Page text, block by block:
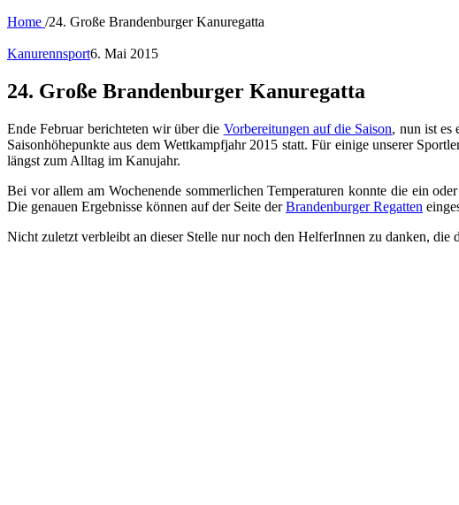
Home /24. Große Brandenburger Kanuregatta
Kanurennsport6. Mai 2015
24. Große Brandenburger Kanuregatta
Ende Februar berichteten wir über die Vorbereitungen auf die Saison, nun ist es
Saisonhöhepunkte aus dem Wettkampfjahr 2015 statt. Für einige unserer
längst zum Alltag im Kanujahr.
Bei vor allem am Wochenende sommerlichen Temperaturen konnte die ein
Die genauen Ergebnisse können auf der Seite derBrandenburger Regatten
Nicht zuletzt verbleibt an dieser Stelle nur noch den HelferInnen zu danken, die